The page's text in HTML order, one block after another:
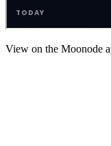
View on the Moonode